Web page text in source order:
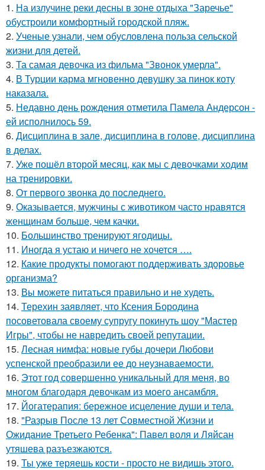
1. На излучине реки десны в зоне отдыха "Заречье"
обустроили комфортный городской пляж.
2. Ученые узнали, чем обусловлена польза сельской
жизни для детей.
3. Та самая девочка из фильма "Звонок умерла".
4. В Турции карма мгновенно девушку за пинок коту
наказала.
5. Недавно день рождения отметила Памела Андерсон -
ей исполнилось 59.
6. Дисциплина в зале, дисциплина в голове, дисциплина
в делах.
7. Уже пошёл второй месяц, как мы с девочками ходим
на тренировки.
8. От первого звонка до последнего.
9. Оказывается, мужчины с животиком часто нравятся
женщинам больше, чем качки.
10. Большинство тренируют ягодицы.
11. Иногда я устаю и ничего не хочется ….
12. Какие продукты помогают поддерживать здоровье
организма?
13. Вы можете питаться правильно и не худеть.
14. Терехин заявляет, что Ксения Бородина
посоветовала своему супругу покинуть шоу "Мастер
Игры", чтобы не навредить своей репутации.
15. Лесная нимфа: новые губы дочери Любови
успенской преобразили ее до неузнаваемости.
16. Этот год совершенно уникальный для меня, во
многом благодаря девочкам из моего ансамбля.
17. Йогатерапия: бережное исцеление души и тела.
18. "Разрыв После 13 лет Совместной Жизни и
Ожидание Третьего Ребенка": Павел воля и Ляйсан
утяшева разъезжаются.
19. Ты уже теряешь кости - просто не видишь этого.